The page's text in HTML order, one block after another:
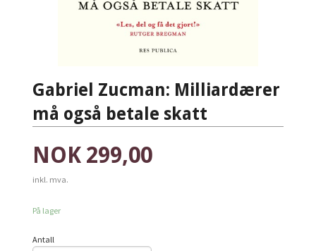
Gabriel Zucman: Milliardærer
må også betale skatt
Pris
NOK 299,00
inkl. mva.
På lager
Antall